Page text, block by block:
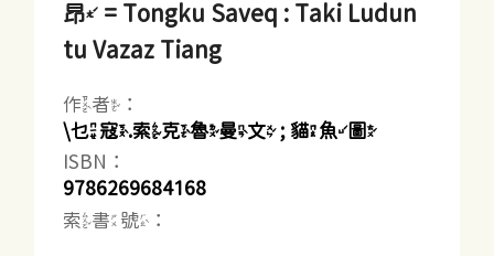
昂 = Tongku Saveq : Taki Ludun
tu Vazaz Tiang
作者：
\乜寇.索克魯曼文 ; 貓魚圖
ISBN：
9786269684168
索書號：